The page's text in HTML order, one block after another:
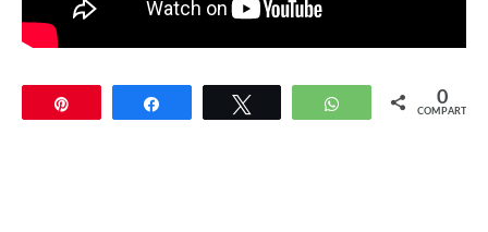
Compartir WhatsApp 0
COMPARTIR